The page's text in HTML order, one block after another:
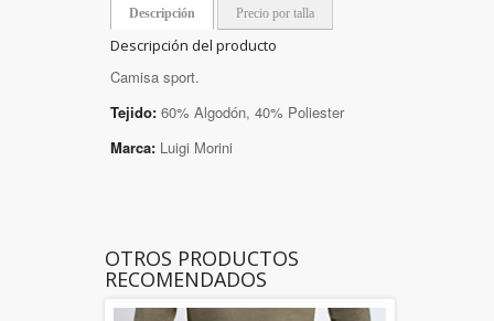
Descripción Precio por talla
Descripción del producto
Camisa sport.
Tejido: 60% Algodón, 40% Poliester
Marca: Luigi Morini
OTROS PRODUCTOS
RECOMENDADOS